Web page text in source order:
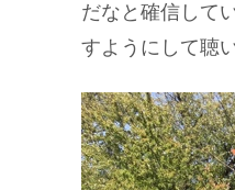
だなと確信して
すようにして聴